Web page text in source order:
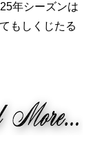
年シーズンは
もしくじたる